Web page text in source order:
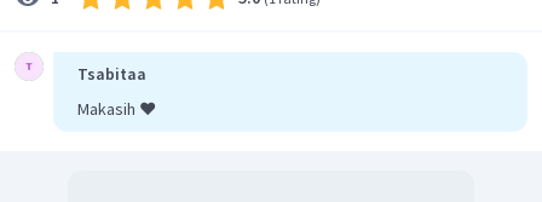
Tsabitaa
Makasih ❤️